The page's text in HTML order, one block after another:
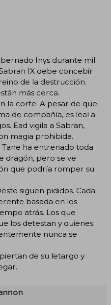
Inys durante mil
IX debe concebir
de la destrucción.
más cerca.
la corte. A pesar de que
de compañía, es leal a
Ead vigila a Sabran,
magia prohibida.
ha entrenado toda
dragón, pero se ve
que podría romper su
siguen pididos. Cada
basada en los
atrás. Los que
los detestan y quienes
nunca se
de su letargo y